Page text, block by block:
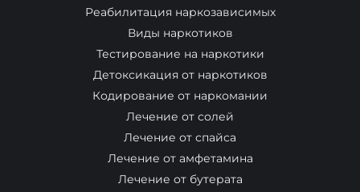
Реабилитация наркозависимых
Виды наркотиков
Тестирование на наркотики
Детоксикация от наркотиков
Кодирование от наркомании
Лечение от солей
Лечение от спайса
Лечение от амфетамина
Лечение от бутерата